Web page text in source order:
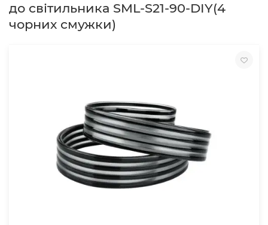
до світильника SML-S21-90-DIY(4
чорних смужки)